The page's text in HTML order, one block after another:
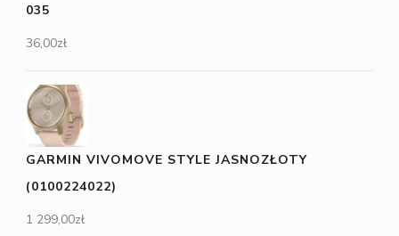
035
36,00zł
GARMIN VIVOMOVE STYLE JASNOZŁOTY
(0100224022)
1 299,00zł